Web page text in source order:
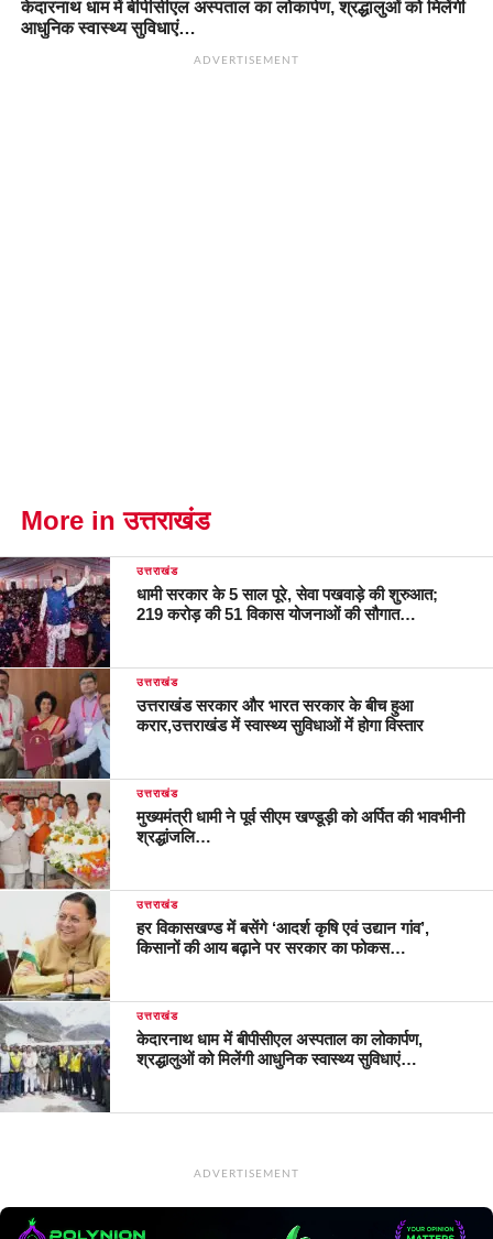
केदारनाथ धाम में बीपीसीएल अस्पताल का लोकार्पण, श्रद्धालुओं को मिलेंगी
आधुनिक स्वास्थ्य सुविधाएं…
ADVERTISEMENT
More in उत्तराखंड
उत्तराखंड
धामी सरकार के 5 साल पूरे, सेवा पखवाड़े की शुरुआत;
219 करोड़ की 51 विकास योजनाओं की सौगात…
उत्तराखंड
उत्तराखंड सरकार और भारत सरकार के बीच हुआ
करार,उत्तराखंड में स्वास्थ्य सुविधाओं में होगा विस्तार
उत्तराखंड
मुख्यमंत्री धामी ने पूर्व सीएम खण्डूड़ी को अर्पित की भावभीनी
श्रद्धांजलि…
उत्तराखंड
हर विकासखण्ड में बसेंगे ‘आदर्श कृषि एवं उद्यान गांव’,
किसानों की आय बढ़ाने पर सरकार का फोकस…
उत्तराखंड
केदारनाथ धाम में बीपीसीएल अस्पताल का लोकार्पण,
श्रद्धालुओं को मिलेंगी आधुनिक स्वास्थ्य सुविधाएं…
ADVERTISEMENT